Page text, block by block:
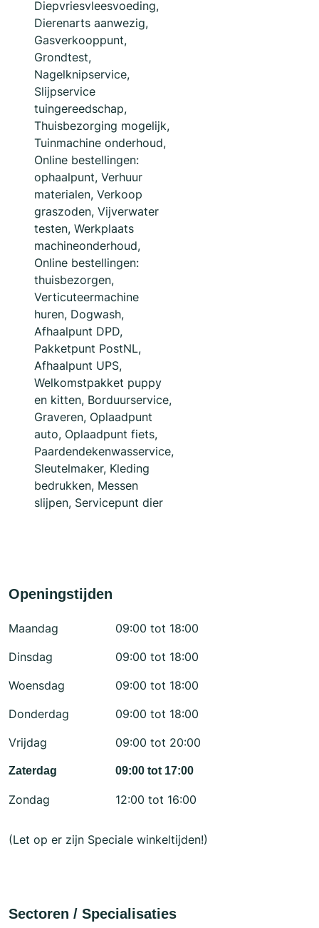
Diepvriesvleesvoeding,
Dierenarts aanwezig,
Gasverkooppunt,
Grondtest,
Nagelknipservice,
Slijpservice
tuingereedschap,
Thuisbezorging mogelijk,
Tuinmachine onderhoud,
Online bestellingen:
ophaalpunt, Verhuur
materialen, Verkoop
graszoden, Vijverwater
testen, Werkplaats
machineonderhoud,
Online bestellingen:
thuisbezorgen,
Verticuteermachine
huren, Dogwash,
Afhaalpunt DPD,
Pakketpunt PostNL,
Afhaalpunt UPS,
Welkomstpakket puppy
en kitten, Borduurservice,
Graveren, Oplaadpunt
auto, Oplaadpunt fiets,
Paardendekenwasservice,
Sleutelmaker, Kleding
bedrukken, Messen
slijpen, Servicepunt dier
Openingstijden
Maandag
09:00 tot 18:00
Dinsdag
09:00 tot 18:00
Woensdag
09:00 tot 18:00
Donderdag
09:00 tot 18:00
Vrijdag
09:00 tot 20:00
Zaterdag 09:00 tot 17:00
Zondag 12:00 tot 16:00
(Let op er zijn Speciale winkeltijden!)
Sectoren / Specialisaties